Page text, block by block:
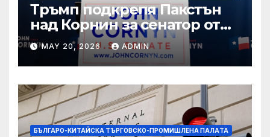
Тръмп подкрепя Пакстън
над Корнин за сенатор от
Тексас в шокираща
подкрепа
MAY 20, 2026 ADMIN
БЪЛГАРО-КИТАЙСКА ТЪРГОВСКО-ПРОМИШЛЕНА ПАЛAТА